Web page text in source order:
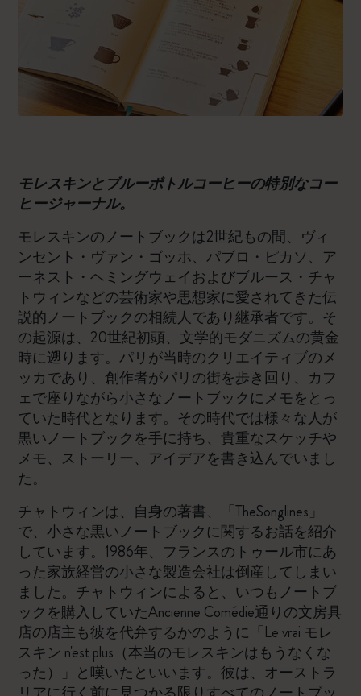
モレスキンとブルーボトルコーヒーの特別なコー
ヒージャーナル。
モレスキンのノートブックは2世紀もの間、ヴィ
ンセント・ヴァン・ゴッホ、パブロ・ピカソ、ア
ーネスト・ヘミングウェイおよびブルース・チャ
トウィンなどの芸術家や思想家に愛されてきた伝
説的ノートブックの相続人であり継承者です。そ
の起源は、20世紀初頭、文学的モダニズムの黄金
時に遡ります。パリが当時のクリエイティブのメ
ッカであり、創作者がパリの街を歩き回り、カフ
ェで座りながら小さなノートブックにメモをとっ
ていた時代となります。その時代では様々な人が
黒いノートブックを手に持ち、貴重なスケッチや
メモ、ストーリー、アイデアを書き込んでいまし
た。
チャトウィンは、自身の著書、「TheSonglines」
で、小さな黒いノートブックに関するお話を紹介
しています。1986年、フランスのトゥール市にあ
った家族経営の小さな製造会社は倒産してしまい
ました。チャトウィンによると、いつもノートブ
ックを購入していたAncienne Comédie通りの文房具
店の店主も彼を代弁するかのように「Le vrai モレ
スキン n'est plus（本当のモレスキンはもうなくな
った）」と嘆いたといいます。彼は、オーストラ